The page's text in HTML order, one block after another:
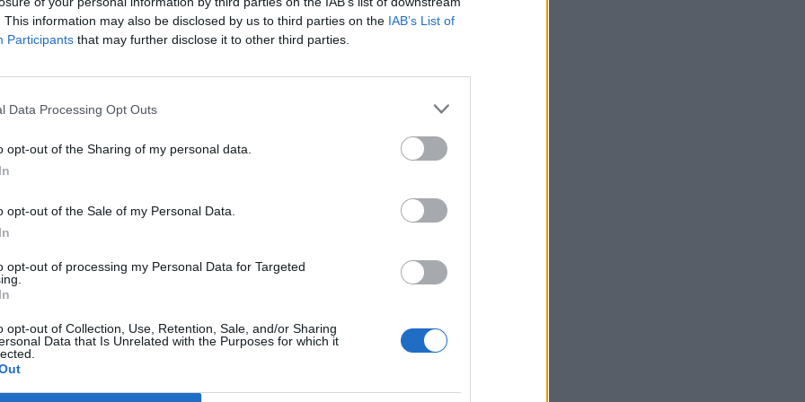
This information may also be disclosed by us to third parties on the IAB’s List of
Participants that may further disclose it to other third parties.
Data Processing Opt Outs
opt-out of the Sharing of my personal data.
opt-out of the Sale of my Personal Data.
opt-out of processing my Personal Data for Targeted
opt-out of Collection, Use, Retention, Sale, and/or Sharing
Data that Is Unrelated with the Purposes for which it
a közlemény végén szokott utalást tenni arra, hogy milyen monetáris
lazán, a kamatot pedig a jelenlegi szinten kell tartani, mert ez szolgálja az inflációs
a jegybank folyamatosan üzent...
portfolio.hu hírarchívumához tartozik, melynek olvasása előfizetéses
cikkarchívum
elmúlt 2 év napon belüli
Előfizetés